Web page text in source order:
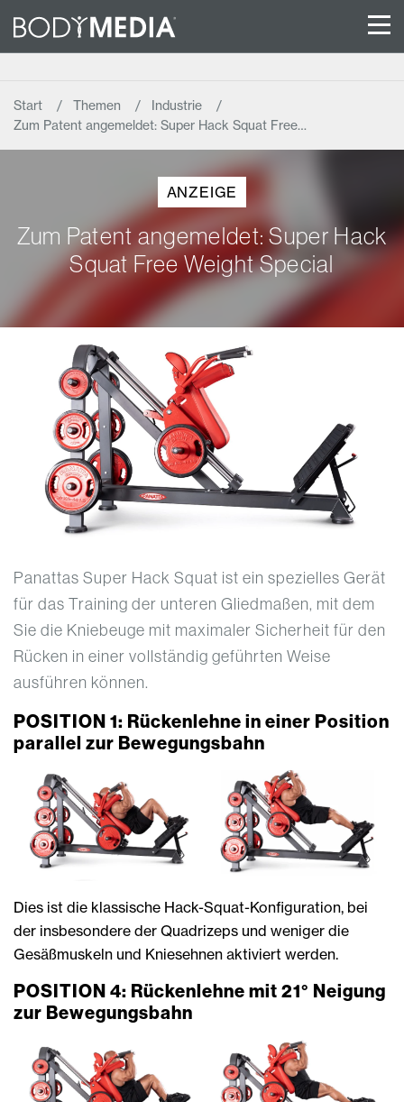
Start Themen
Industrie
Zum Patent angemeldet: Super Hack Squat Free…
ANZEIGE
Zum Patent angemeldet: Super Hack
Squat Free Weight Special
Panattas Super Hack Squat ist ein spezielles Gerät
für das Training der unteren Gliedmaßen, mit dem
Sie die Kniebeuge mit maximaler Sicherheit für den
Rücken in einer vollständig geführten Weise
ausführen können.
POSITION 1: Rückenlehne in einer Position
parallel zur Bewegungsbahn
Dies ist die klassische Hack-Squat-Konfiguration, bei
der insbesondere der Quadrizeps und weniger die
Gesäßmuskeln und Kniesehnen aktiviert werden.
POSITION 4: Rückenlehne mit 21° Neigung
zur Bewegungsbahn